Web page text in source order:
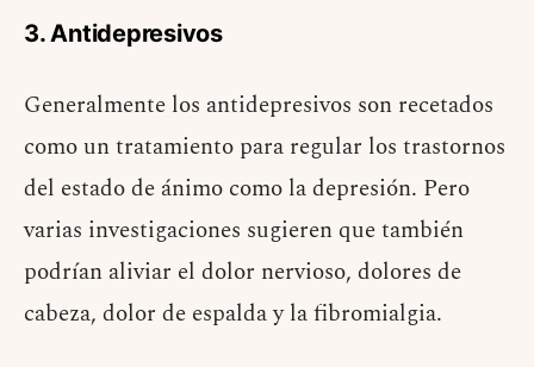
3. Antidepresivos
Generalmente los antidepresivos son recetados
como un tratamiento para regular los trastornos
del estado de ánimo como la depresión. Pero
varias investigaciones sugieren que también
podrían aliviar el dolor nervioso, dolores de
cabeza, dolor de espalda y la fibromialgia.